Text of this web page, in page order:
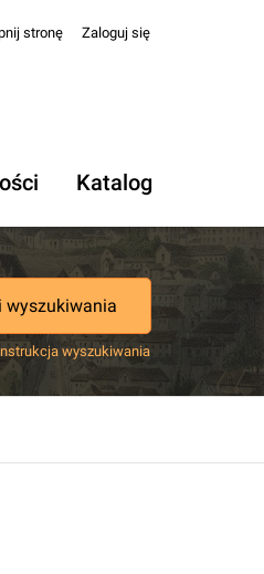
stronę Zaloguj się
Katalog
wyszukiwania
wyszukiwania